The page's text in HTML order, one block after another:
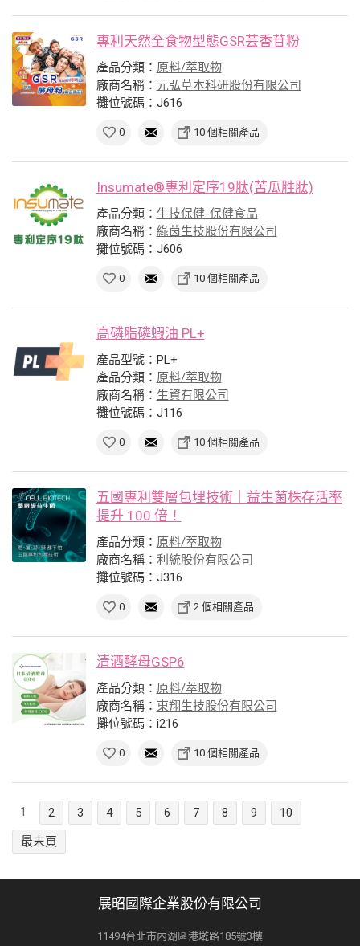
專利天然全食物型態GSR芸香苷粉
產品分類： 原料/萃取物
廠商名稱： 元弘草本科研股份有限公司
攤位號碼：J616
0 10 個相關產品
Insumate®專利定序19肽(苦瓜胜肽)
產品分類： 生技保健-保健食品
廠商名稱： 綠茵生技股份有限公司
攤位號碼：J606
0 10 個相關產品
高磷脂磷蝦油 PL+
產品型號：PL+
產品分類： 原料/萃取物
廠商名稱： 生資有限公司
攤位號碼：J116
0 10 個相關產品
五國專利雙層包埋技術｜益生菌株存活率
提升 100 倍！
產品分類： 原料/萃取物
廠商名稱： 利統股份有限公司
攤位號碼：J316
0 2 個相關產品
清酒酵母GSP6
產品分類： 原料/萃取物
廠商名稱： 東翔生技股份有限公司
攤位號碼：i216
0 10 個相關產品
1 2 3 4 5 6 7 8 9
10
最末頁
展昭國際企業股份有限公司
11494台北市內湖區港墘路185號3樓